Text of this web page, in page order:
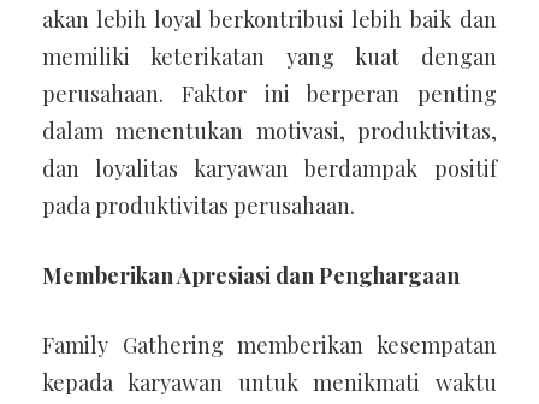
akan lebih loyal berkontribusi lebih baik dan
memiliki keterikatan yang kuat dengan
perusahaan. Faktor ini berperan penting
dalam menentukan motivasi, produktivitas,
dan loyalitas karyawan berdampak positif
pada produktivitas perusahaan.
Memberikan Apresiasi dan Penghargaan
Family Gathering memberikan kesempatan
kepada karyawan untuk menikmati waktu